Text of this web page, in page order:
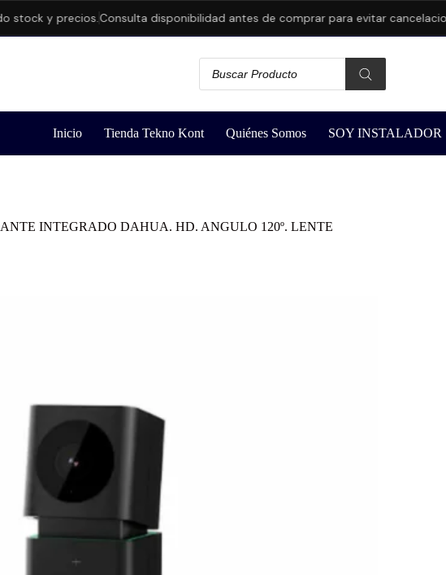
y precios.Consulta disponibilidad antes de comprar para evitar cancelaciones.
Inicio Tienda Tekno Kont Quiénes Somos SOY INSTALADOR
INTEGRADO DAHUA. HD. ANGULO 120º. LENTE